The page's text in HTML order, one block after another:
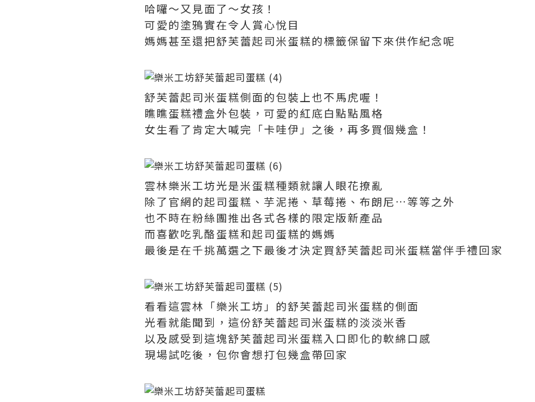
哈囉～又見面了～女孩！
可愛的塗鴉實在令人賞心悅目
媽媽甚至還把舒芙蕾起司米蛋糕的標籤保留下來供作紀念呢
舒芙蕾起司米蛋糕側面的包裝上也不馬虎喔！
瞧瞧蛋糕禮盒外包裝，可愛的紅底白點點風格
女生看了肯定大喊完「卡哇伊」之後，再多買個幾盒！
雲林樂米工坊光是米蛋糕種類就讓人眼花撩亂
除了官網的起司蛋糕、芋泥捲、草莓捲、布朗尼…等等之外
也不時在粉絲團推出各式各樣的限定版新產品
而喜歡吃乳酪蛋糕和起司蛋糕的媽媽
最後是在千挑萬選之下最後才決定買舒芙蕾起司米蛋糕當伴手禮回家
看看這雲林「樂米工坊」的舒芙蕾起司米蛋糕的側面
光看就能聞到，這份舒芙蕾起司米蛋糕的淡淡米香
以及感受到這塊舒芙蕾起司米蛋糕入口即化的軟綿口感
現場試吃後，包你會想打包幾盒帶回家